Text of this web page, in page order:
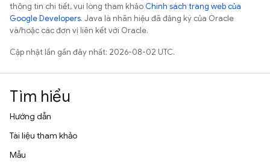
thông tin chi tiết, vui lòng tham khảoChính sách trang web của
Google Developers. Java là nhãn hiệu đã đăng ký của Oracle
và/hoặc các đơn vị liên kết với Oracle.
Cập nhật lần gần đây nhất: 2026-08-02 UTC.
Tìm hiểu
Hướng dẫn
Tài liệu tham khảo
Mẫu